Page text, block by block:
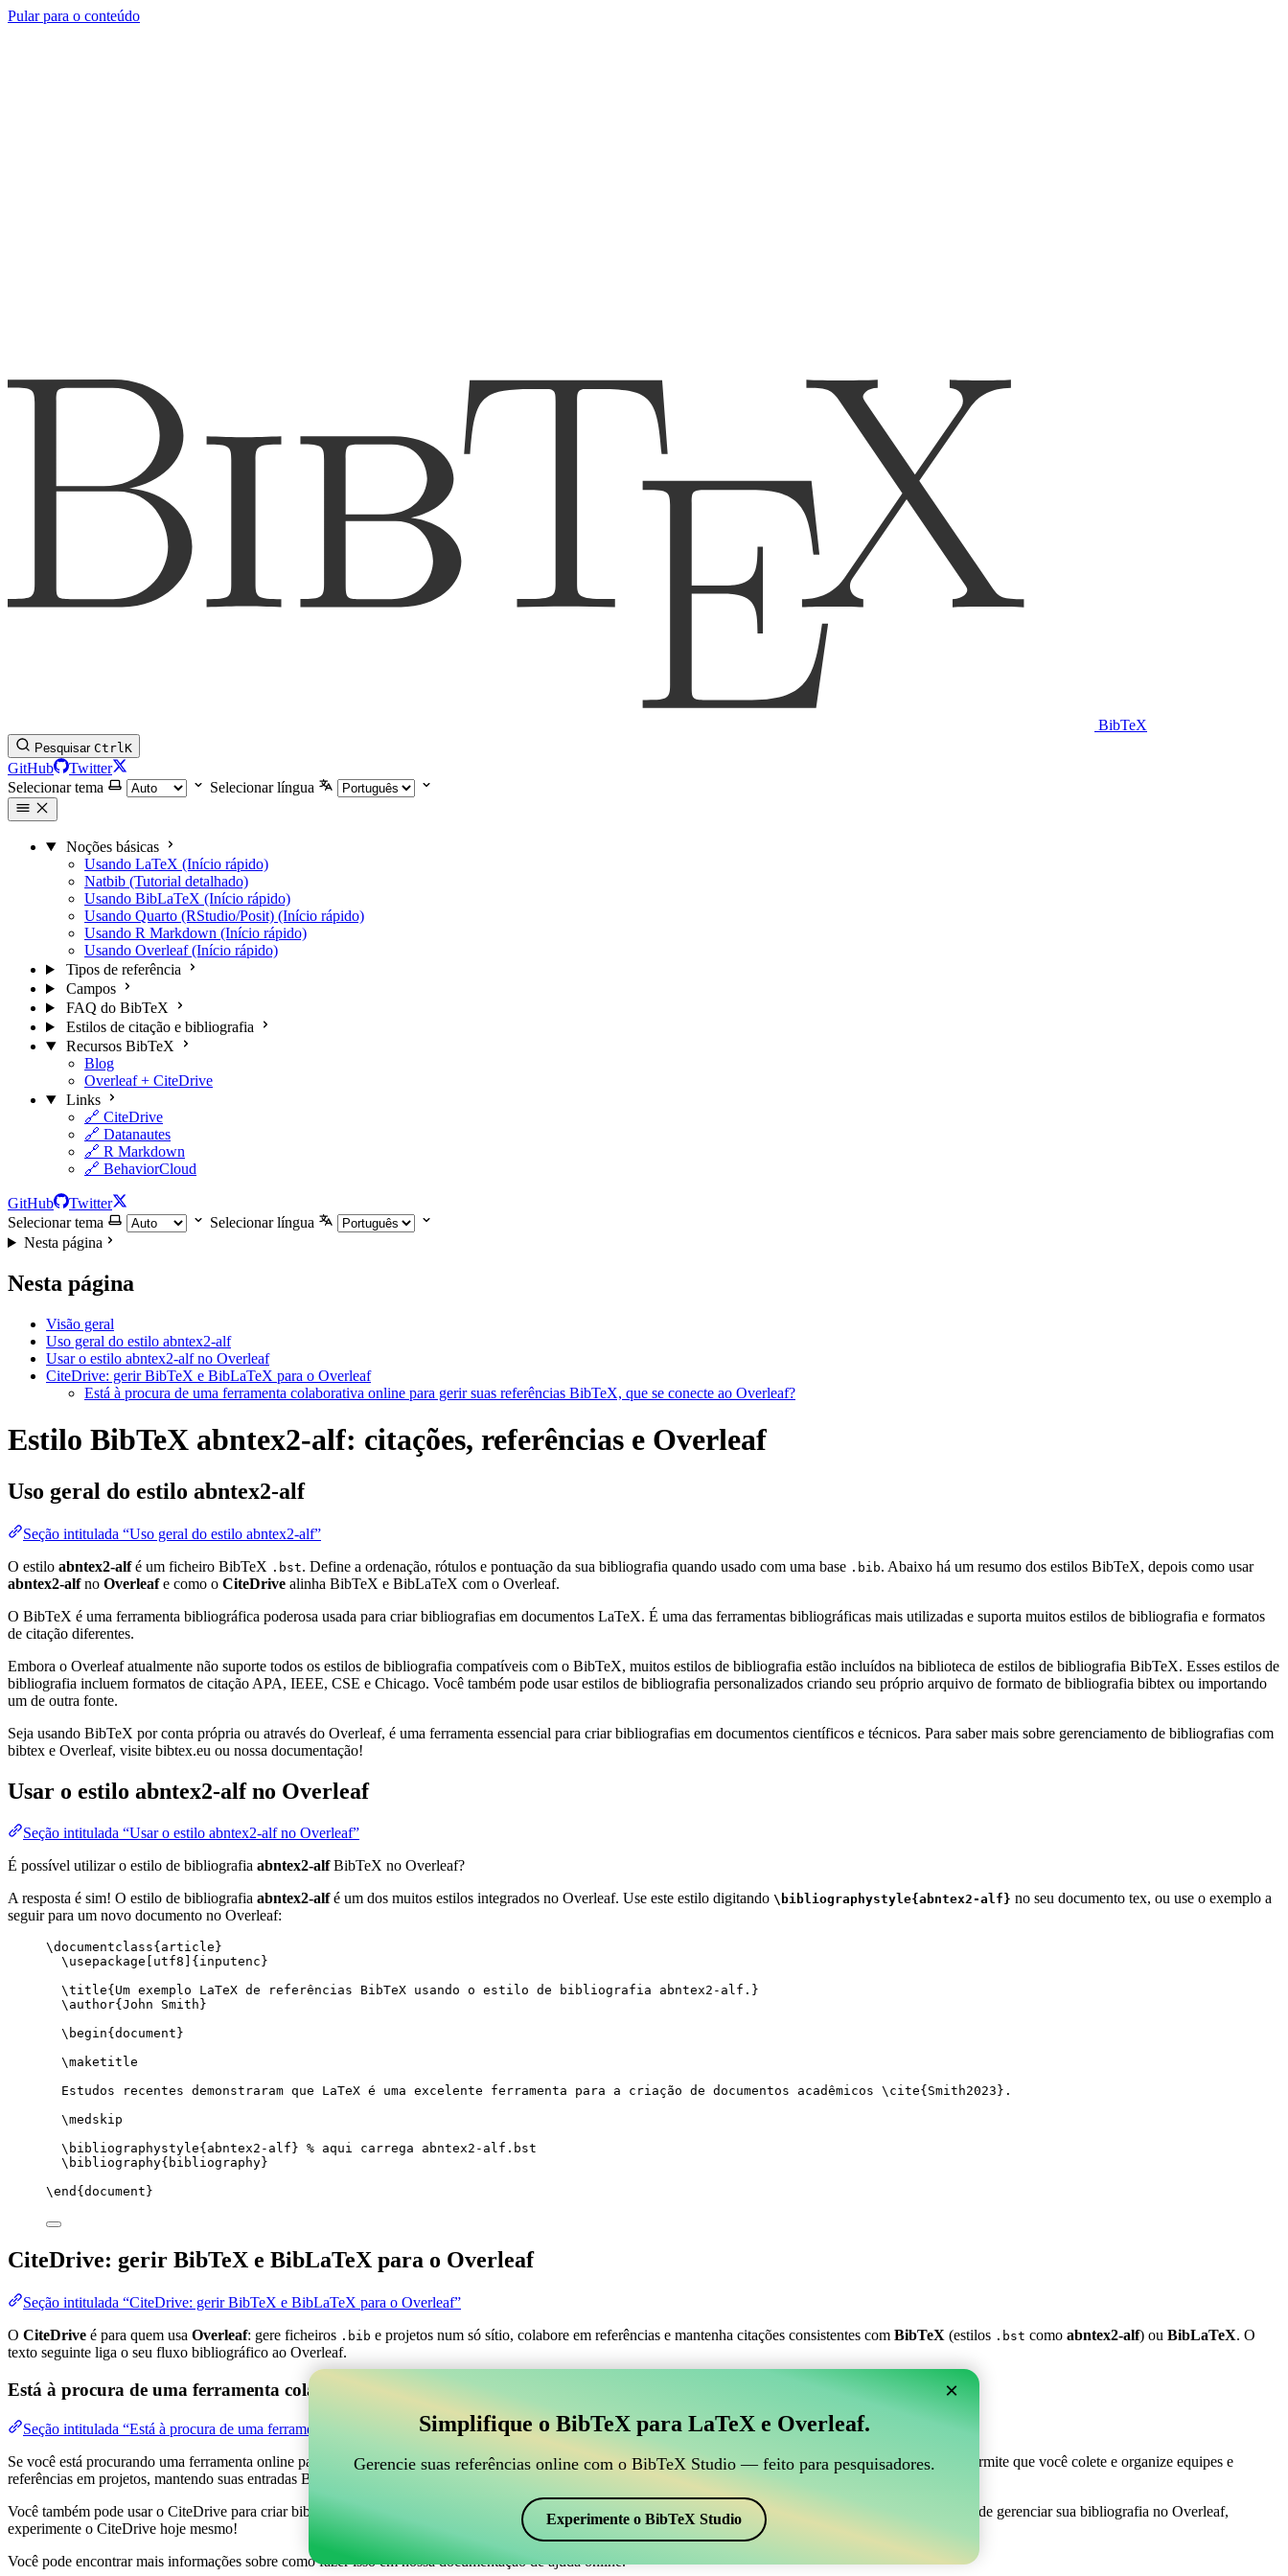
Pular para o conteúdo
BibTeX
Pesquisar CtrlK
GitHub
Twitter
Selecionar tema
Selecionar língua
Noções básicas
Usando LaTeX (Início rápido)
Natbib (Tutorial detalhado)
Usando BibLaTeX (Início rápido)
Usando Quarto (RStudio/Posit) (Início rápido)
Usando R Markdown (Início rápido)
Usando Overleaf (Início rápido)
Tipos de referência
Campos
FAQ do BibTeX
Estilos de citação e bibliografia
Recursos BibTeX
Blog
Overleaf + CiteDrive
Links
🔗 CiteDrive
🔗 Datanautes
🔗 R Markdown
🔗 BehaviorCloud
GitHub
Twitter
Selecionar tema
Selecionar língua
Nesta página
Nesta página
Visão geral
Uso geral do estilo abntex2-alf
Usar o estilo abntex2-alf no Overleaf
CiteDrive: gerir BibTeX e BibLaTeX para o Overleaf
Está à procura de uma ferramenta colaborativa online para gerir suas referências BibTeX, que se conecte ao Overleaf?
Estilo BibTeX abntex2-alf: citações, referências e Overleaf
Uso geral do estilo abntex2-alf
Seção intitulada “Uso geral do estilo abntex2-alf”
O estilo abntex2-alfé um ficheiro BibTeX .bst. Define a ordenação, rótulos e pontuação da sua bibliografia quando usado com uma base .bib. Abaixo há um resumo dos estilos BibTeX, depois como usar
abntex2-alfno Overleafe como o CiteDrive alinha BibTeX e BibLaTeX com o Overleaf.
O BibTeX é uma ferramenta bibliográfica poderosa usada para criar bibliografias em documentos LaTeX. É uma das ferramentas bibliográficas mais utilizadas e suporta muitos estilos de bibliografia e formatos
de citação diferentes.
Embora o Overleaf atualmente não suporte todos os estilos de bibliografia compatíveis com o BibTeX, muitos estilos de bibliografia estão incluídos na biblioteca de estilos de bibliografia BibTeX. Esses estilos de
bibliografia incluem formatos de citação APA, IEEE, CSE e Chicago. Você também pode usar estilos de bibliografia personalizados criando seu próprio arquivo de formato de bibliografia bibtex ou importando
um de outra fonte.
Seja usando BibTeX por conta própria ou através do Overleaf, é uma ferramenta essencial para criar bibliografias em documentos científicos e técnicos. Para saber mais sobre gerenciamento de bibliografias com
bibtex e Overleaf, visite bibtex.eu ou nossa documentação!
Usar o estilo abntex2-alfno Overleaf
Seção intitulada “Usar o estilo abntex2-alf no Overleaf”
É possível utilizar o estilo de bibliografia abntex2-alfBibTeX no Overleaf?
A resposta é sim! O estilo de bibliografia abntex2-alfé um dos muitos estilos integrados no Overleaf. Use este estilo digitando \bibliographystyle{abntex2-alf} no seu documento tex, ou use o exemplo a
seguir para um novo documento no Overleaf:
\documentclass{ article }
\usepackage
utf8 ]{ inputenc }
\title{Um exemplo LaTeX de referências BibTeX usando o estilo de bibliografia abntex2-alf.}
\author{John Smith}
\begin{ document }
\maketitle
Estudos recentes demonstraram que LaTeX é uma excelente ferramenta para a criação de documentos acadêmicos \cite{ Smith2023 }.
\medskip
\bibliographystyle{abntex2-alf} % aqui carrega abntex2-alf.bst
\bibliography{bibliography}
\end { document }
CiteDrive: gerir BibTeX e BibLaTeX para o Overleaf
Seção intitulada “CiteDrive: gerir BibTeX e BibLaTeX para o Overleaf”
O CiteDrive é para quem usa Overleaf: gere ficheiros .bib e projetos num só sítio, colabore em referências e mantenha citações consistentes com BibTeX (estilos .bst como abntex2-alf) ou BibLaTeX. O
texto seguinte liga o seu fluxo bibliográfico ao Overleaf.
Está à procura de uma ferramenta colaborativa online para gerir suas referências BibTeX, que se conecte ao Overleaf?
Seção intitulada “Está à procura de uma ferramenta colaborativa online para gerir suas referências BibTeX, que se conecte ao Overleaf?”
Se você está procurando uma ferramenta online para ajudar a gerenciar suas referências, citações e bibliografia no Overleaf, o CiteDrive pode ser perfeito! Ele permite que você colete e organize equipes e
referências em projetos, mantendo suas entradas BibTeX atualizadas em seu projeto Overleaf.
Você também pode usar o CiteDrive para criar bibliografias e citações em vários estilos, incluindo abntex2-alf. Então, se você está procurando uma maneira fácil de gerenciar sua bibliografia no Overleaf,
experimente o CiteDrive hoje mesmo!
Você pode encontrar mais informações sobre como fazer isso em nossa documentação de ajuda online.
×
Simplifique o BibTeX para LaTeX e Overleaf.
Gerencie suas referências online com o BibTeX Studio — feito para pesquisadores.
Experimente o BibTeX Studio